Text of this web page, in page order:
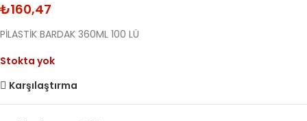
₺160,47
PİLASTİK BARDAK 360ML 100 LÜ
Stokta yok
Karşılaştırma